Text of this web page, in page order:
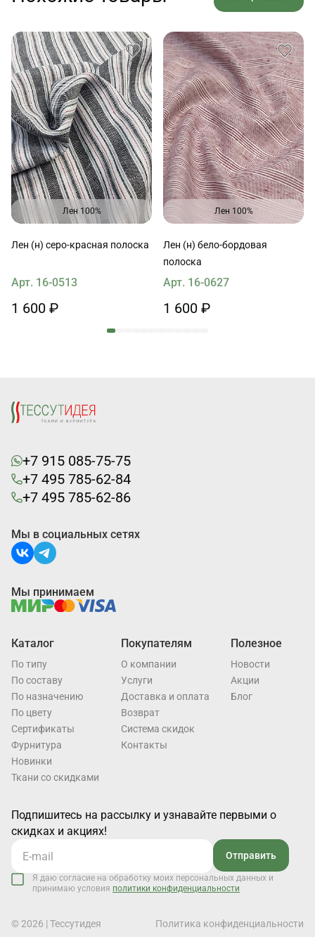
Лен 100%
Лен (н) серо-красная полоска
Арт. 16-0513
1 600 ₽
Лен 100%
Лен (н) бело-бордовая
полоска
Арт. 16-0627
1 600 ₽
+7 915 085-75-75
+7 495 785-62-84
+7 495 785-62-86
Каталог
По типу
По составу
По назначению
По цвету
Cертификаты
Фурнитура
Новинки
Ткани со скидками
Покупателям
О компании
Услуги
Доставка и оплата
Возврат
Система скидок
Контакты
Полезное
Новости
Акции
Блог
Подпишитесь на рассылку и узнавайте первыми о
скидках и акциях!
Отправить
Я даю согласие на обработку моих персональных данных и
принимаю условия политики конфиденциальности
Мы в социальных сетях
Мы принимаем
© 2026 | Тессутидея Политика конфиденциальности